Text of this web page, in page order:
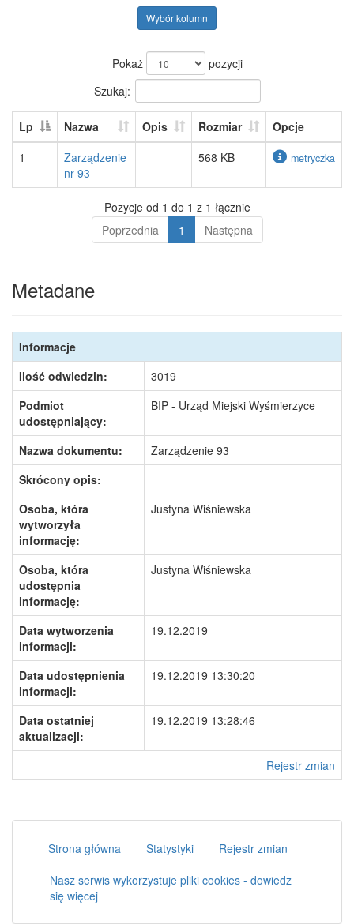
Wybór kolumn
Pokaż
pozycji
Szukaj:
Lp Nazwa Opis Rozmiar
Opcje
1
Zarządzenie
nr 93
568 KB metryczka
Pozycje od 1 do 1 z 1 łącznie
Poprzednia
1 Następna
Metadane
Informacje
Ilość odwiedzin:
3019
Podmiot
udostępniający:
BIP - Urząd Miejski Wyśmierzyce
Nazwa dokumentu:
Zarządzenie 93
Skrócony opis:
Osoba, która
wytworzyła
informację:
Justyna Wiśniewska
Osoba, która
udostępnia
informację:
Justyna Wiśniewska
Data wytworzenia
informacji:
19.12.2019
Data udostępnienia
informacji:
19.12.2019 13:30:20
Data ostatniej
aktualizacji:
19.12.2019 13:28:46
Rejestr zmian
Strona główna Statystyki
Rejestr zmian
Nasz serwis wykorzystuje pliki cookies - dowiedz
się więcej